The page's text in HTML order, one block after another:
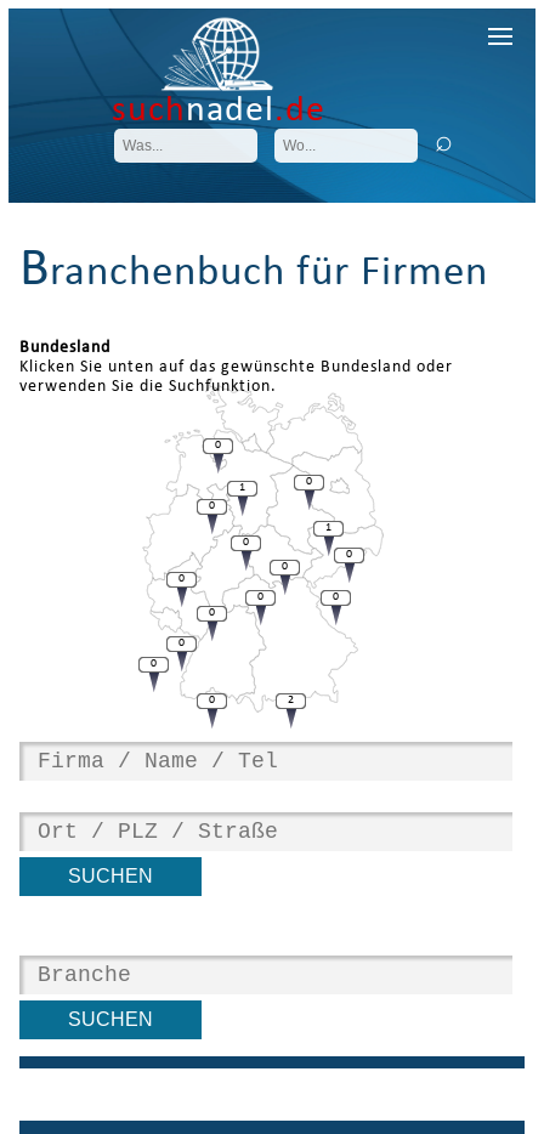
suchnadel.de
Branchenbuch für Firmen
Bundesland
Klicken Sie unten auf das gewünschte Bundesland oder
verwenden Sie die Suchfunktion.
0
0
0
1
0
0
1
0
0
0
0
0
0
0
0
2